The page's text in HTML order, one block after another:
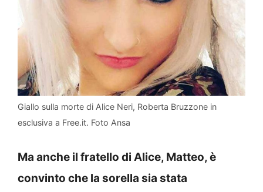
Giallo sulla morte di Alice Neri, Roberta Bruzzone in
esclusiva a Free.it. Foto Ansa
Ma anche il fratello di Alice, Matteo, è
convinto che la sorella sia stata